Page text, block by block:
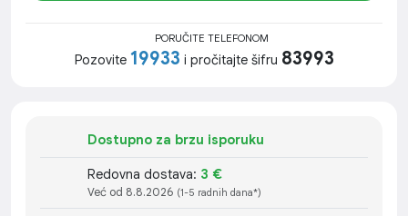
PORUČITE TELEFONOM
Pozovite 19933 i pročitajte šifru 83993
Dostupno za brzu isporuku
Redovna dostava: 3 €
Već od 8.8.2026 (1-5 radnih dana*)